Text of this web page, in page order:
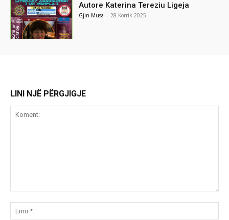
Autore Katerina Tereziu Ligeja
Gjin Musa - 28 Korrik 2025
LINI NJË PËRGJIGJE